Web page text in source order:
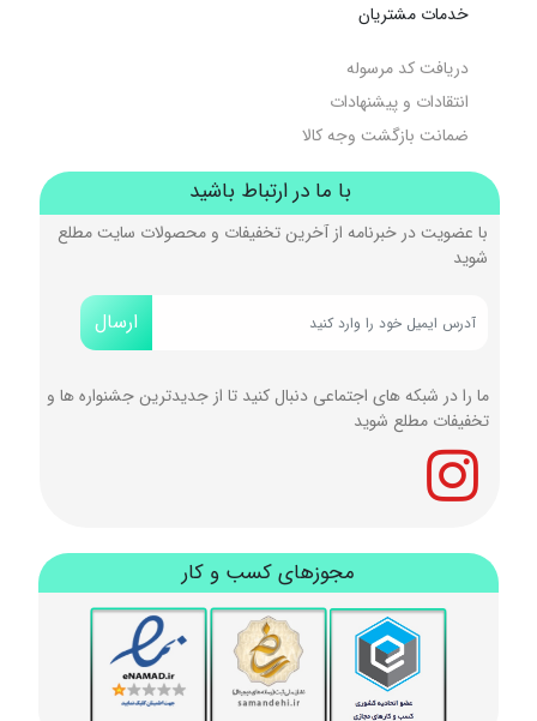
خدمات مشتریان
دریافت کد مرسوله
انتقادات و پیشنهادات
ضمانت بازگشت وجه کالا
با ما در ارتباط باشید
با عضویت در خبرنامه از آخرین تخفیفات و محصولات سایت مطلع
شوید
ارسال
ما را در شبکه های اجتماعی دنبال کنید تا از جدیدترین جشنواره ها و
تخفیفات مطلع شوید
مجوزهای کسب و کار